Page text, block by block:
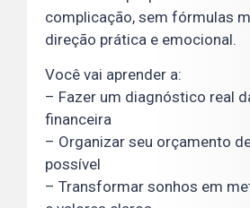
complicação, sem fórmulas
direção prática e emocional.
Você vai aprender a:
– Fazer um diagnóstico real
financeira
– Organizar seu orçamento
possível
– Transformar sonhos em